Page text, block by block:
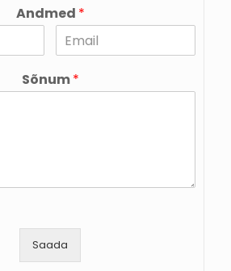
Andmed *
Sõnum*
Saada